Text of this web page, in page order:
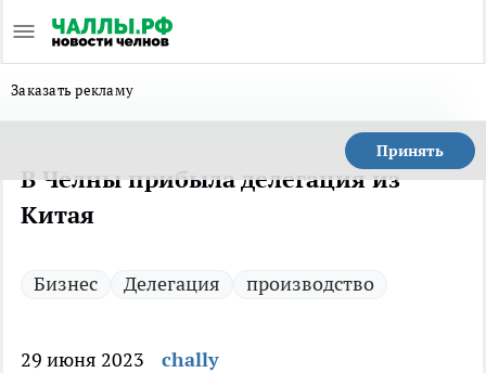
Заказать рекламу
Принять
В Челны прибыла делегация из
Китая
Бизнес Делегация производство
29 июня 2023 chally